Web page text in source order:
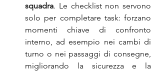
squadra. Le checklist non servono
solo per completare task: forzano
momenti chiave di confronto
interno, ad esempio nei cambi di
turno o nei passaggi di consegne,
migliorando la sicurezza e la